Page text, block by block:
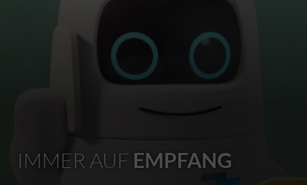
IMMER AUF EMPFANG